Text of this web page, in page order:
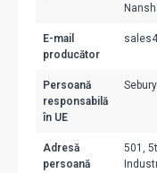
E-mail
producător
Persoană
responsabilă
în UE
Adresă
persoană
501,